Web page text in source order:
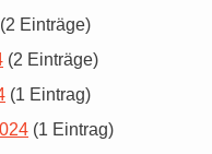
(2 Einträge)
(2 Einträge)
(1 Eintrag)
(1 Eintrag)